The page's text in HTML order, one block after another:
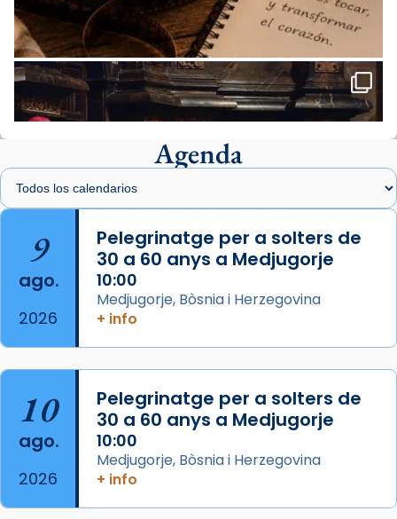
Mons. Sergi Gordo, bisbe de Tortosa, ha
presidit aquest 27 de juliol la missa de Les
Santes de Mataró.
🔗tinyurl.com/cvu5jmbk
📸 J. Merino
de Barcelona.
2 weeks ago
Aquest dilluns, 27 de juliol, ha tingut lloc la
missa d’acció de gràcies en agraïment al
comitè organitzador de la visita apostòlica
del Sant Pare Lleó XIV a Barcelona, i als
col·laboradors, a la Catedral de Barcelona.
L’arquebisbe de Barcelona, el cardenal Joan
Josep Omella, ha presidit la missa i l’ha
concelebrat el bisbe auxiliar de Barcelona,
Mons. David Abadías.
📸 Dr. G. Simón
Agenda
9
ago.
2026
Pelegrinatge per a solters de
30 a 60 anys a Medjugorje
10:00
Medjugorje, Bòsnia i Herzegovina
+ info
10
ago.
2026
Pelegrinatge per a solters de
30 a 60 anys a Medjugorje
10:00
Medjugorje, Bòsnia i Herzegovina
+ info